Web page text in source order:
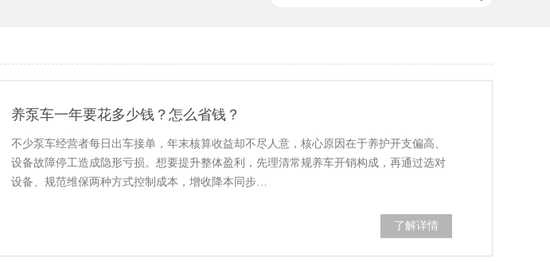
养泵车一年要花多少钱？怎么省钱？
不少泵车经营者每日出车接单，年末核算收益却不尽人意，核心原因在于养护开支偏高、
设备故障停工造成隐形亏损。想要提升整体盈利，先理清常规养车开销构成，再通过选对
设备、规范维保两种方式控制成本，增收降本同步…
了解详情